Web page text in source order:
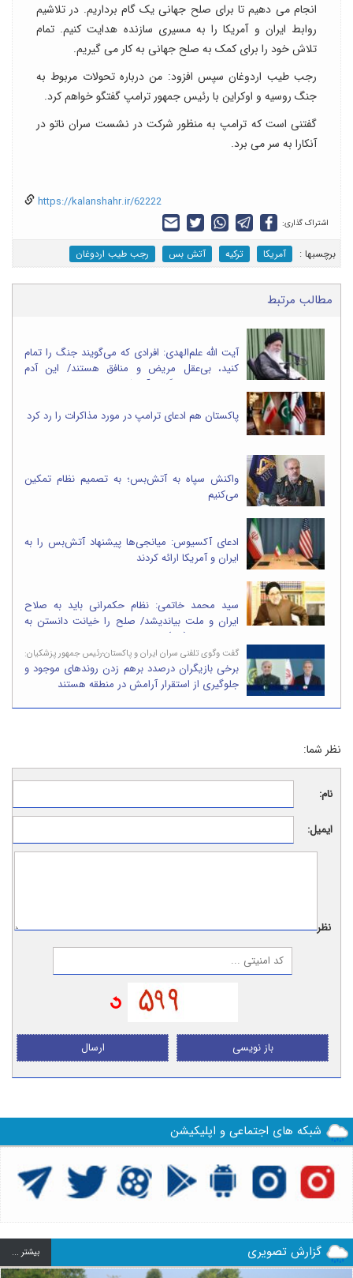
انجام می دهیم تا برای صلح جهانی یک گام برداریم. در تلاشیم
روابط ایران و آمریکا را به مسیری سازنده هدایت کنیم. تمام
تلاش خود را برای کمک به صلح جهانی به کار می گیریم.
رجب طیب اردوغان سپس افزود: من درباره تحولات مربوط به
جنگ روسیه و اوکراین با رئیس جمهور ترامپ گفتگو خواهم کرد.
گفتنی است که ترامپ به منظور شرکت در نشست سران ناتو در
آنکارا به سر می برد.
https://kalanshahr.ir/62222
اشتراک گذاری:
برچسب‎ها : آمریکا ترکیه آتش بس رجب طیب اردوغان
مطالب مرتبط
آیت الله علم‌الهدی: افرادی که می‌گویند جنگ را تمام
کنید، بی‌عقل مریض و منافق هستند/ این آدم
هزار دلار داریم، پس ما شکست خورده‌ایم، یا منافق است یا قلب
پاکستان هم ادعای ترامپ در مورد مذاکرات را رد کرد
واکنش سپاه به آتش‌بس؛ به تصمیم نظام تمکین
می‌کنیم
ادعای آکسیوس: میانجی‌ها پیشنهاد آتش‌بس را به
ایران و آمریکا ارائه کردند
سید محمد خاتمی: نظام حکمرانی باید به صلاح
ایران و ملت بیاندیشد/ صلح را خیانت دانستن به
هیچ وجه با جوهر اسلام محمدی (ص) نسبتی ندارد
گفت وگوی تلفنی سران ایران و پاکستان؛رئیس جمهور پزشکیان:
برخی بازیگران درصدد برهم زدن روندهای موجود و
جلوگیری از استقرار آرامش در منطقه هستند
نظر شما:
نام:
ایمیل:
نظر:
ارسال باز نویسی
شبکه های اجتماعی و اپلیکیشن
گزارش تصویری بيشتر ...